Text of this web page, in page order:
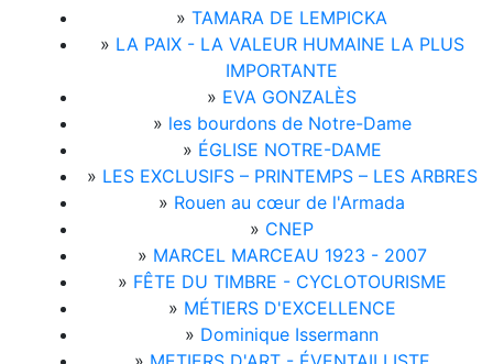
» TAMARA DE LEMPICKA
» LA PAIX - LA VALEUR HUMAINE LA PLUS
IMPORTANTE
» EVA GONZALÈS
» les bourdons de Notre-Dame
» ÉGLISE NOTRE-DAME
» LES EXCLUSIFS – PRINTEMPS – LES ARBRES
» Rouen au cœur de l'Armada
» CNEP
» MARCEL MARCEAU 1923 - 2007
» FÊTE DU TIMBRE - CYCLOTOURISME
» MÉTIERS D'EXCELLENCE
» Dominique Issermann